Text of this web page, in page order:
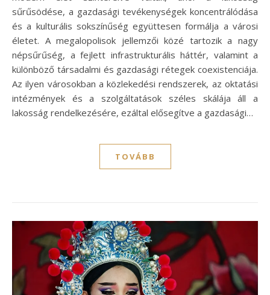
sűrűsödése, a gazdasági tevékenységek koncentrálódása
és a kulturális sokszínűség együttesen formálja a városi
életet. A megalopolisok jellemzői közé tartozik a nagy
népsűrűség, a fejlett infrastrukturális háttér, valamint a
különböző társadalmi és gazdasági rétegek coexistenciája.
Az ilyen városokban a közlekedési rendszerek, az oktatási
intézmények és a szolgáltatások széles skálája áll a
lakosság rendelkezésére, ezáltal elősegítve a gazdasági…
TOVÁBB